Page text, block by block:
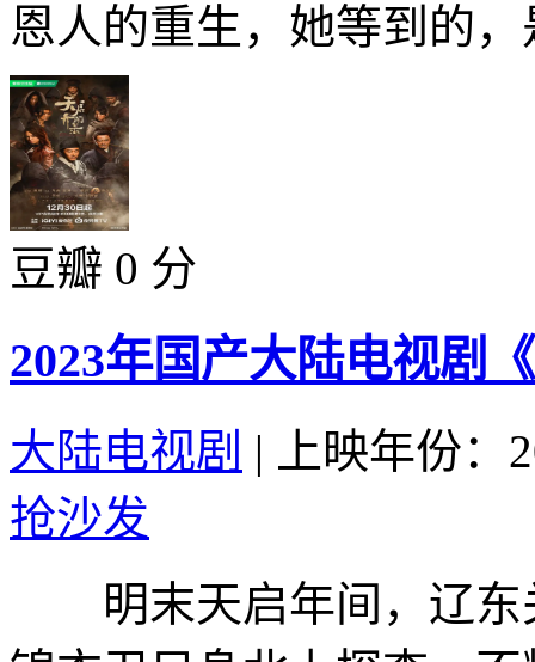
恩人的重生，她等到的
豆瓣 0 分
2023年国产大陆电视剧
大陆电视剧 |
上映年份：
抢沙发
明末天启年间，辽东